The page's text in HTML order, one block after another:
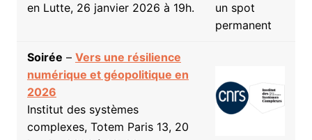
en Lutte, 26 janvier 2026 à 19h.
Soirée – Vers une résilience
numérique et géopolitique en
2026
Institut des systèmes
complexes, Totem Paris 13, 20